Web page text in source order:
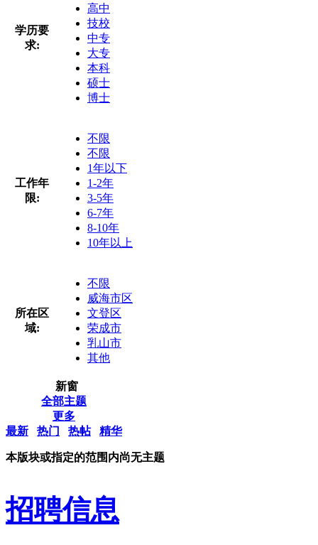
学历要
求:
高中
技校
中专
大专
本科
硕士
博士
工作年
限:
不限
不限
1年以下
1-2年
3-5年
6-7年
8-10年
10年以上
所在区
域:
不限
威海市区
文登区
荣成市
乳山市
其他
新窗
全部主题
更多
最新
热门 热帖 精华
本版块或指定的范围内尚无主题
招聘信息